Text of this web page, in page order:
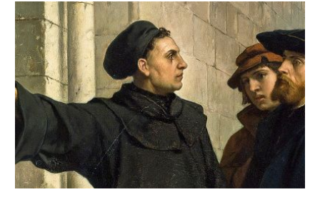
El
Vaticano
lanza
un
sello
de
correo
con
imagen
de
Martín